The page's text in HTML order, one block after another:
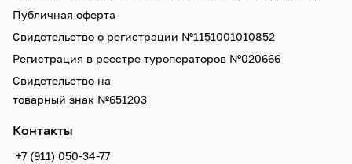
Публичная оферта
Свидетельство о регистрации №1151001010852
Регистрация в реестре туроператоров №020666
Свидетельство на
товарный знак №651203
Контакты
+7 (911) 050-34-77